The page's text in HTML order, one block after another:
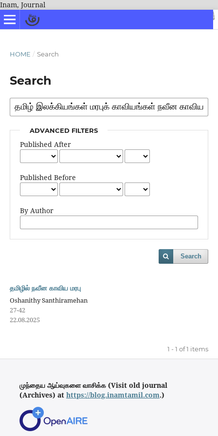
Inam, Journal
HOME / Search
Search
ADVANCED FILTERS
Published After
Published Before
By Author
Search
தமிழில் நவீன காவிய மரபு
Oshanithy Santhiramehan
27-42
22.08.2025
1 - 1 of 1 items
முந்தைய ஆய்வுகளை வாசிக்க (Visit old journal
(Archives) at https://blog.inamtamil.com.)